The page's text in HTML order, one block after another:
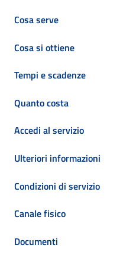
Cosa serve
Cosa si ottiene
Tempi e scadenze
Quanto costa
Accedi al servizio
Ulteriori informazioni
Condizioni di servizio
Canale fisico
Documenti